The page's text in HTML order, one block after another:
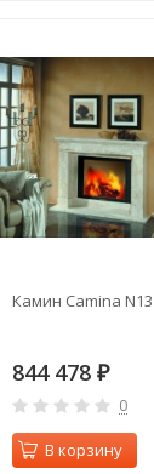
Камин Camina N13
844 478₽
0
В корзину